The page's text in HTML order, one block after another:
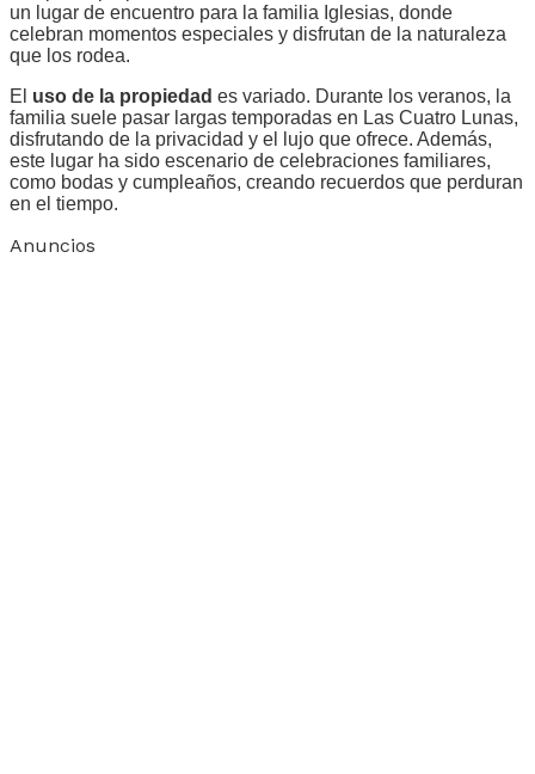
un lugar de encuentro para la familia Iglesias, donde
celebran momentos especiales y disfrutan de la naturaleza
que los rodea.
El uso de la propiedad es variado. Durante los veranos, la
familia suele pasar largas temporadas en Las Cuatro Lunas,
disfrutando de la privacidad y el lujo que ofrece. Además,
este lugar ha sido escenario de celebraciones familiares,
como bodas y cumpleaños, creando recuerdos que perduran
en el tiempo.
Anuncios